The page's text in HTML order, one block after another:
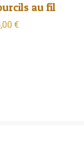
au fil
€